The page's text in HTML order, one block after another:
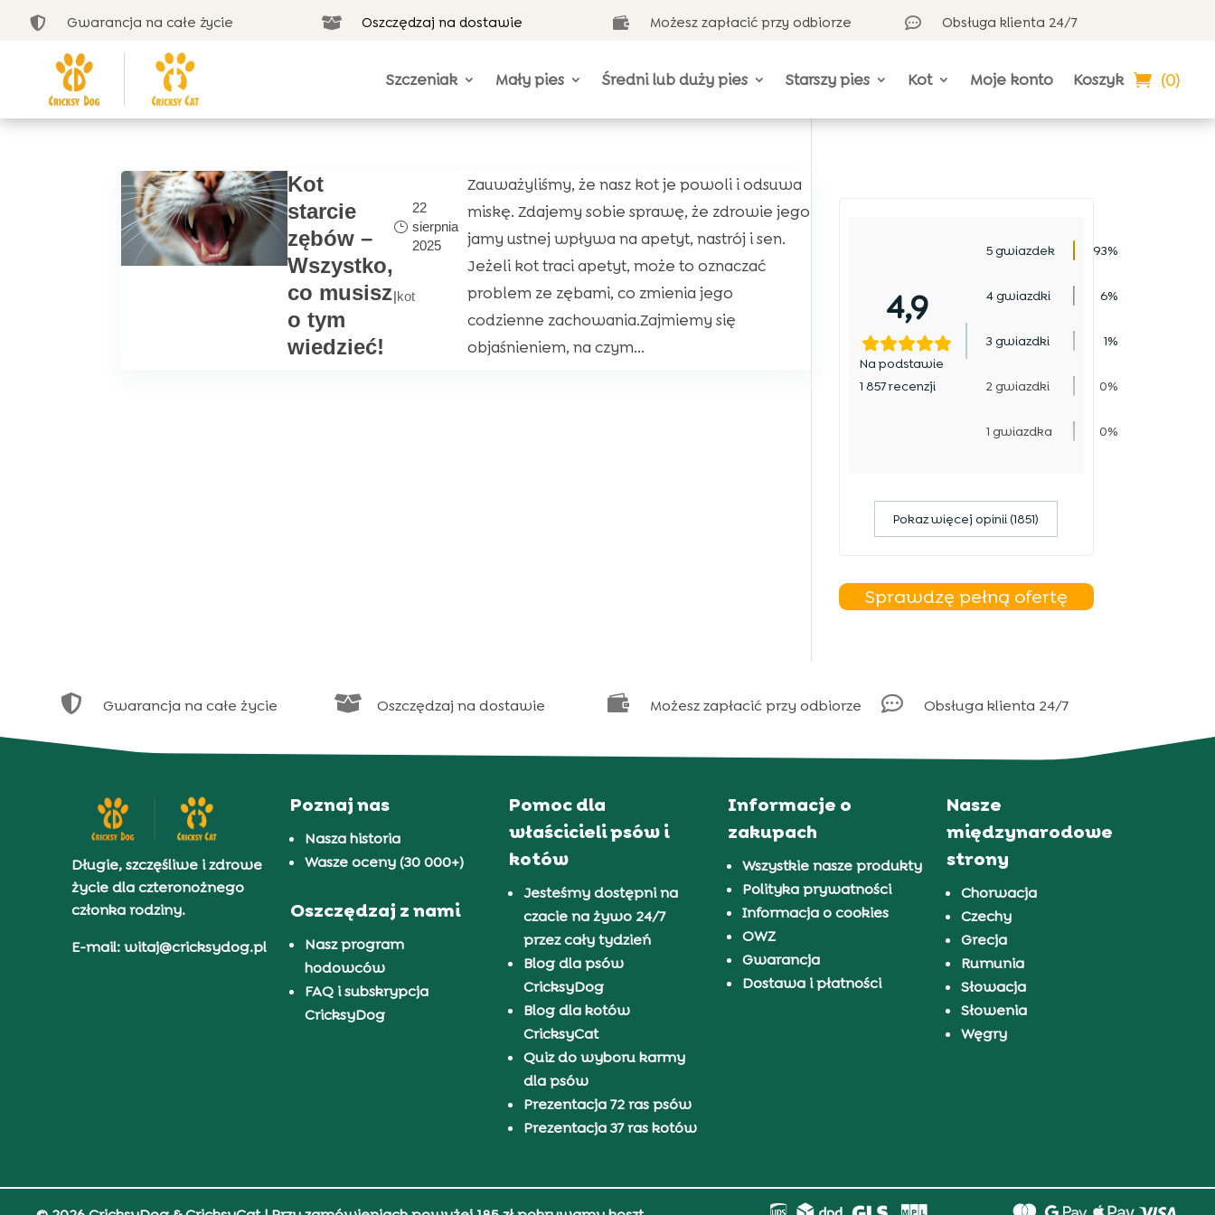
 Gwarancja na całe życie  Oszczędzaj na dostawie  Możesz zapłacić przy odbiorze  Obsługa klienta 24/7
Szczeniak Mały pies Średni lub duży pies Starszy pies Kot Moje konto Koszyk (0)
Kot
starcie
zębów –
Wszystko,
co musisz
o tym
wiedzieć!
22
sierpnia
2025
|kot
Zauważyliśmy, że nasz kot je powoli i odsuwa
miskę. Zdajemy sobie sprawę, że zdrowie jego
jamy ustnej wpływa na apetyt, nastrój i sen.
Jeżeli kot traci apetyt, może to oznaczać
problem ze zębami, co zmienia jego
codzienne zachowania.Zajmiemy się
objaśnieniem, na czym...
4,9
Na podstawie
1 857 recenzji
5 gwiazdek 93%
4 gwiazdki 6%
3 gwiazdki 1%
2 gwiazdki 0%
1 gwiazdka 0%
Pokaz więcej opinii (1851)
Sprawdzę pełną ofertę
 Gwarancja na całe życie  Oszczędzaj na dostawie  Możesz zapłacić przy odbiorze  Obsługa klienta 24/7
Długie, szczęśliwe i zdrowe
życie dla czteronożnego
członka rodziny.
E-mail: witaj@cricksydog.pl
Poznaj nas
Nasza historia
Wasze oceny (30 000+)
Oszczędzaj z nami
Nasz program
hodowców
FAQ i subskrypcja
CricksyDog
Pomoc dla
właścicieli psów i
kotów
Jesteśmy dostępni na
czacie na żywo 24/7
przez cały tydzień
Blog dla psów
CricksyDog
Blog dla kotów
CricksyCat
Quiz do wyboru karmy
dla psów
Prezentacja 72 ras psów
Prezentacja 37 ras kotów
Informacje o
zakupach
Wszystkie nasze produkty
Polityka prywatności
Informacja o cookies
OWZ
Gwarancja
Dostawa i płatności
Nasze
międzynarodowe
strony
Chorwacja
Czechy
Grecja
Rumunia
Słowacja
Słowenia
Węgry